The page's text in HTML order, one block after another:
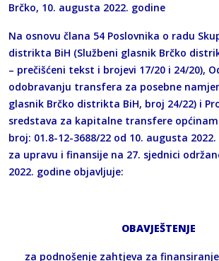
Brčko, 10. augusta 2022. godine
Na osnovu člana 54 Poslovnika o radu
distrikta BiH (Službeni glasnik Brčko
– prečišćeni tekst i brojevi 17/20 i 24/20),
odobravanju transfera za posebne
glasnik Brčko distrikta BiH, broj 24/22) i
sredstava za kapitalne transfere
broj: 01.8-12-3688/22 od 10. augusta
za upravu i finansije na 27. sjednici
2022. godine objavljuje:
OBAVJEŠTENJE
za podnošenje zahtjeva za